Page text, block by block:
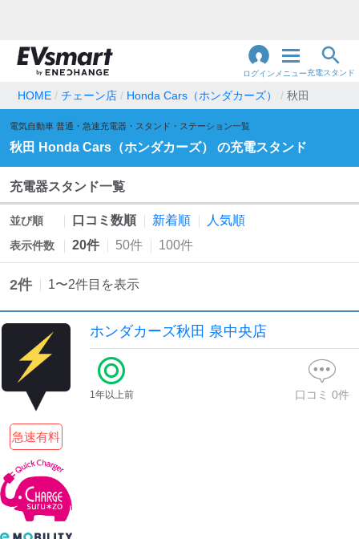
ログイン メニュー充電スタンド
地名・観光スポット・住所
充電器の種類
急速充電器のみ表示
認証システム
EV充電エネチェンジ
三菱ディーラーを表示
トヨタディーラーを表
示
充電器の出力
HOME チェーン店 Honda Cars（ホンダカーズ） 秋田
電気自動車 普通・急速充電器・スタンド・ステーション一覧
秋田 Honda Cars（ホンダカーズ） の充電スタンド
充電器スタンド一覧
並び順 口コミ数順 新着順 人気順
表示件数 20件 50件 100件
2件 1〜2件目を表示
ホンダカーズ秋田 泉中央店
急速有料
1年以上前 口コミ 0件